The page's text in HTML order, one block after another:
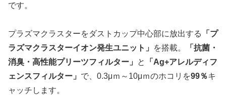
です。
プラズマクラスターをダストカップ中心部に放出する
「プ
ラズマクラスターイオン発生ユニット」
を搭載。
「抗菌・
消臭・高性能プリーツフィルター」
と
「Ag+アレルディフ
ェンスフィルター」 で、0.3μｍ～10μｍのホコリを99％キ
ャッチします。